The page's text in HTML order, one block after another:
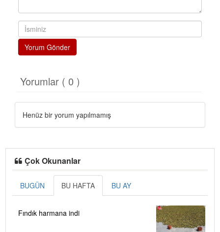
Yorum Gönder
Yorumlar ( 0 )
Henüz bir yorum yapılmamış
Çok Okunanlar
BUGÜN BU HAFTA BU AY
Fındık harmana indi